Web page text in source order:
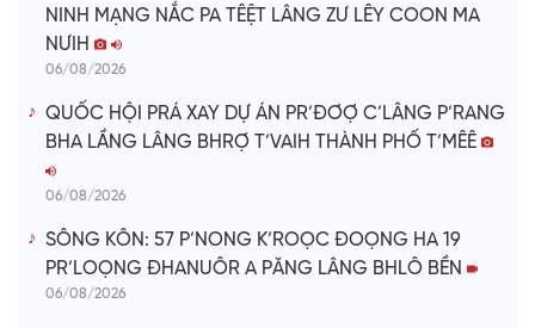
NINH MẠNG NẮC PA TÊỆT LÂNG ZƯ LÊY COON MA
NƯIH
06/08/2026
QUỐC HỘI PRÁ XAY DỰ ÁN PR’ĐƠỢ C’LÂNG P’RANG
BHA LẦNG LÂNG BHRỢ T’VAIH THÀNH PHỐ T’MÊÊ
06/08/2026
SÔNG KÔN: 57 P’NONG K’ROỌC ĐOỌNG HA 19
PR’LOỌNG ĐHANUÔR A PĂNG LÂNG BHLÔ BỀN
06/08/2026